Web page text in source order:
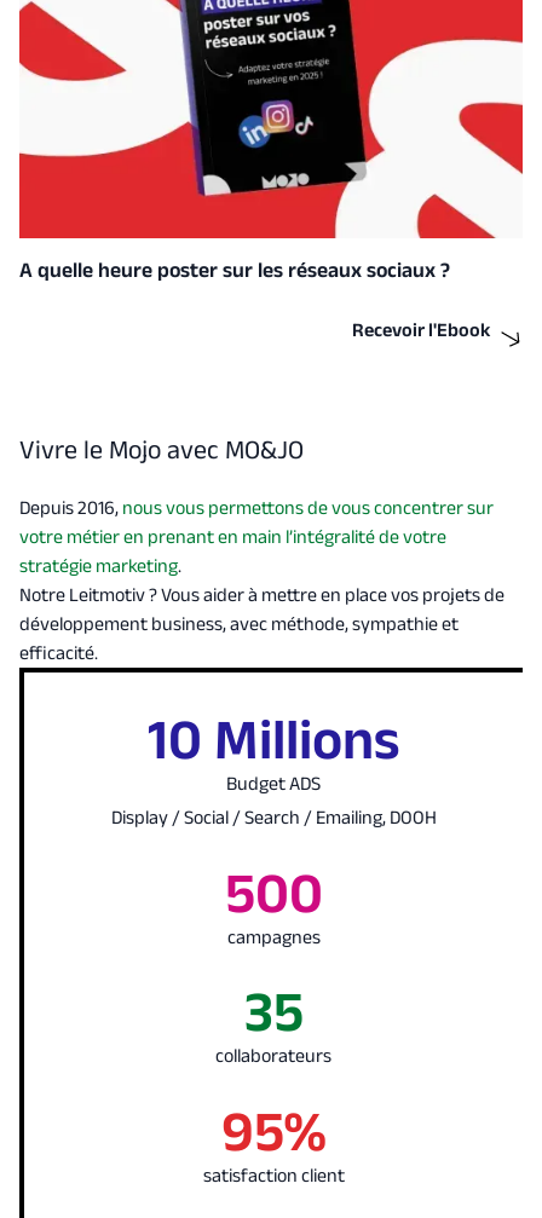
A quelle heure poster sur les réseaux sociaux ?
Recevoir l'Ebook
Vivre le Mojo avec MO&JO
Depuis 2016, nous vous permettons de vous concentrer sur
votre métier en prenant en main l’intégralité de votre
stratégie marketing.
Notre Leitmotiv ? Vous aider à mettre en place vos projets de
développement business, avec méthode, sympathie et
efficacité.
10 Millions
Budget ADS
Display / Social / Search / Emailing, DOOH
500
campagnes
35
collaborateurs
95%
satisfaction client